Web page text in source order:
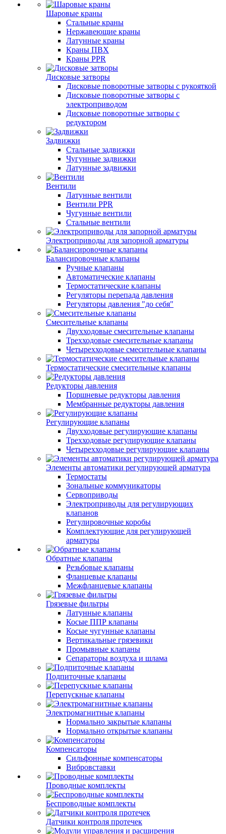
Шаровые краны
Стальные краны
Нержавеющие краны
Латунные краны
Краны ПВХ
Краны PPR
Дисковые затворы
Дисковые поворотные затворы с рукояткой
Дисковые поворотные затворы с
электроприводом
Дисковые поворотные затворы с
редуктором
Задвижки
Стальные задвижки
Чугунные задвижки
Латунные задвижки
Вентили
Латунные вентили
Вентили PPR
Чугунные вентили
Стальные вентили
Электроприводы для запорной арматуры
Балансировочные клапаны
Ручные клапаны
Автоматические клапаны
Термостатические клапаны
Регуляторы перепада давления
Регуляторы давления "до себя"
Смесительные клапаны
Двухходовые смесительные клапаны
Трехходовые смесительные клапаны
Четырехходовые смесительные клапаны
Термостатические смесительные клапаны
Редукторы давления
Поршневые редукторы давления
Мембранные редукторы давления
Регулирующие клапаны
Двухходовые регулирующие клапаны
Трехходовые регулирующие клапаны
Четырехходовые регулирующие клапаны
Элементы автоматики регулирующей арматура
Термостаты
Зональные коммуникаторы
Сервоприводы
Электроприводы для регулирующих
клапанов
Регулировочные коробы
Комплектующие для регулирующей
арматуры
Обратные клапаны
Резьбовые клапаны
Фланцевые клапаны
Межфланцевые клапаны
Грязевые фильтры
Латунные клапаны
Косые ППР клапаны
Косые чугунные клапаны
Вертикальные грязевики
Промывные клапаны
Сепараторы воздуха и шлама
Подпиточные клапаны
Перепускные клапаны
Электромагнитные клапаны
Нормально закрытые клапаны
Нормально открытые клапаны
Компенсаторы
Сильфонные компенсаторы
Вибровставки
Проводные комплекты
Беспроводные комплекты
Датчики контроля протечек